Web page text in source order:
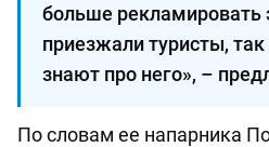
больше рекламировать
приезжали туристы,
знают про него», –
По словам ее напарника